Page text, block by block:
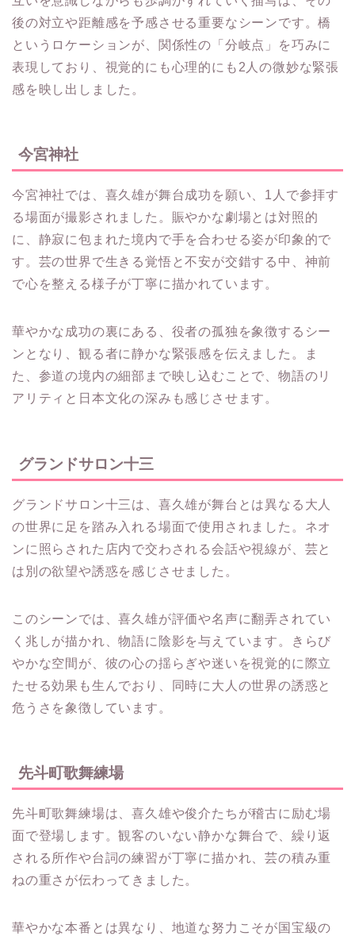
後の対立や距離感を予感させる重要なシーンです。橋
というロケーションが、関係性の「分岐点」を巧みに
表現しており、視覚的にも心理的にも2人の微妙な緊張
感を映し出しました。
今宮神社
今宮神社では、喜久雄が舞台成功を願い、1人で参拝す
る場面が撮影されました。賑やかな劇場とは対照的
に、静寂に包まれた境内で手を合わせる姿が印象的で
す。芸の世界で生きる覚悟と不安が交錯する中、神前
で心を整える様子が丁寧に描かれています。
華やかな成功の裏にある、役者の孤独を象徴するシー
ンとなり、観る者に静かな緊張感を伝えました。ま
た、参道の境内の細部まで映し込むことで、物語のリ
アリティと日本文化の深みも感じさせます。
グランドサロン十三
グランドサロン十三は、喜久雄が舞台とは異なる大人
の世界に足を踏み入れる場面で使用されました。ネオ
ンに照らされた店内で交わされる会話や視線が、芸と
は別の欲望や誘惑を感じさせました。
このシーンでは、喜久雄が評価や名声に翻弄されてい
く兆しが描かれ、物語に陰影を与えています。きらび
やかな空間が、彼の心の揺らぎや迷いを視覚的に際立
たせる効果も生んでおり、同時に大人の世界の誘惑と
危うさを象徴しています。
先斗町歌舞練場
先斗町歌舞練場は、喜久雄や俊介たちが稽古に励む場
面で登場します。観客のいない静かな舞台で、繰り返
される所作や台詞の練習が丁寧に描かれ、芸の積み重
ねの重さが伝わってきました。
華やかな本番とは異なり、地道な努力こそが国宝級の